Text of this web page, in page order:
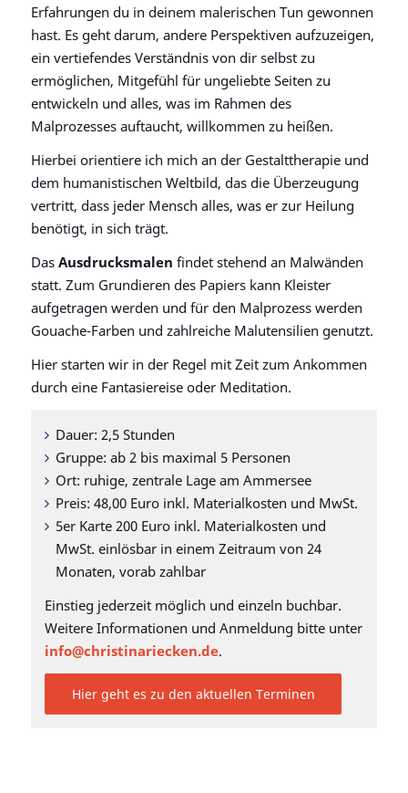
Erfahrungen du in deinem malerischen Tun gewonnen
hast. Es geht darum, andere Perspektiven aufzuzeigen,
ein vertiefendes Verständnis von dir selbst zu
ermöglichen, Mitgefühl für ungeliebte Seiten zu
entwickeln und alles, was im Rahmen des
Malprozesses auftaucht, willkommen zu heißen.
Hierbei orientiere ich mich an der Gestalttherapie und
dem humanistischen Weltbild, das die Überzeugung
vertritt, dass jeder Mensch alles, was er zur Heilung
benötigt, in sich trägt.
DasAusdrucksmalen findet stehend an Malwänden
statt. Zum Grundieren des Papiers kann Kleister
aufgetragen werden und für den Malprozess werden
Gouache-Farben und zahlreiche Malutensilien genutzt.
Hier starten wir in der Regel mit Zeit zum Ankommen
durch eine Fantasiereise oder Meditation.
Dauer: 2,5 Stunden
Gruppe: ab 2 bis maximal 5 Personen
Ort: ruhige, zentrale Lage am Ammersee
Preis: 48,00 Euro inkl. Materialkosten und MwSt.
5er Karte 200 Euro inkl. Materialkosten und
MwSt. einlösbar in einem Zeitraum von 24
Monaten, vorab zahlbar
Einstieg jederzeit möglich und einzeln buchbar.
Weitere Informationen und Anmeldung bitte unter
info@christinariecken.de.
Hier geht es zu den aktuellen Terminen